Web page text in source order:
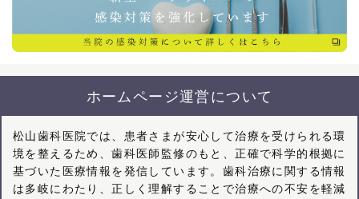
ホームページ運営について
松山歯科医院では、患者さまが安心して治療を受けられる環
境を整えるため、歯科医師監修のもと、正確で科学的根拠に
基づいた医療情報を発信しています。歯科治療に関する情報
は多岐にわたり、正しく理解することで治療への不安を軽減